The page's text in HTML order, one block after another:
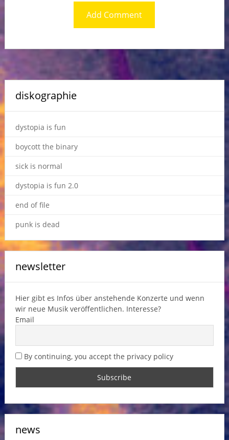
diskographie
dystopia is fun
boycott the binary
sick is normal
dystopia is fun 2.0
end of file
punk is dead
newsletter
Hier gibt es Infos über anstehende Konzerte und wenn
wir neue Musik veröffentlichen. Interesse?
Email
By continuing, you accept the privacy policy
news